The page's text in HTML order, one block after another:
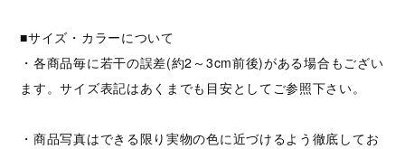
■サイズ・カラーについて
・各商品毎に若干の誤差(約2～3cm前後)がある場合もござい
ます。サイズ表記はあくまでも目安としてご参照下さい。
・商品写真はできる限り実物の色に近づけるよう徹底してお